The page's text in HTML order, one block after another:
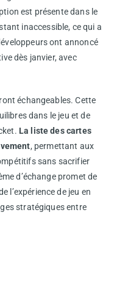
est présente dans le
inaccessible, ce qui a
ont annoncé
dès janvier, avec
échangeables. Cette
dans le jeu et de
La liste des cartes
, permettant aux
sans sacrifier
d’échange promet de
l’expérience de jeu en
stratégiques entre